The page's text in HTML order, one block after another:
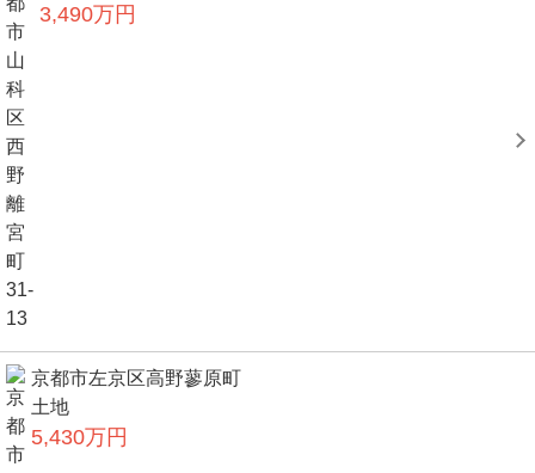
3,490万円
京都市左京区高野蓼原町
土地
5,430万円